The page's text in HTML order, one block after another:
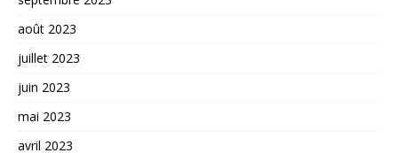
août 2023
juillet 2023
juin 2023
mai 2023
avril 2023